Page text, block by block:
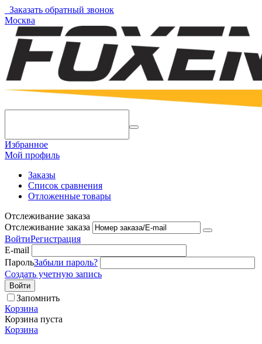
Заказать обратный звонок
Москва
Избранное
Мой профиль
Заказы
Список сравнения
Отложенные товары
Отслеживание заказа
Отслеживание заказа
ВойтиРегистрация
E-mail
ПарольЗабыли пароль?
Создать учетную запись
Войти
Запомнить
Корзина
Корзина пуста
Корзина